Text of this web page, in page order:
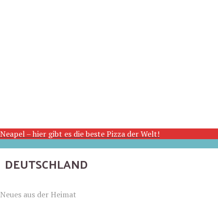
Neapel – hier gibt es die beste Pizza der Welt!
DEUTSCHLAND
Neues aus der Heimat